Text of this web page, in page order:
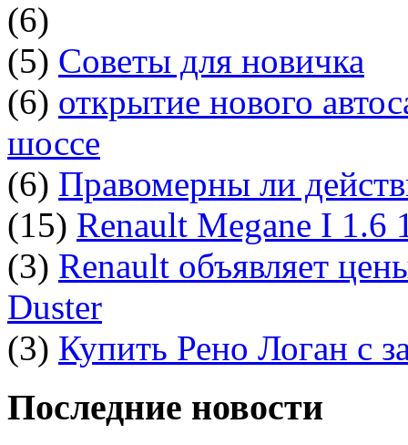
(6)
(5) Советы для новичка
(6) открытие нового
шоссе
(6) Правомерны ли
(15) Renault Megane I 1.6
(3) Renault объявляет
Duster
(3) Купить Рено Логан с
Последние новости